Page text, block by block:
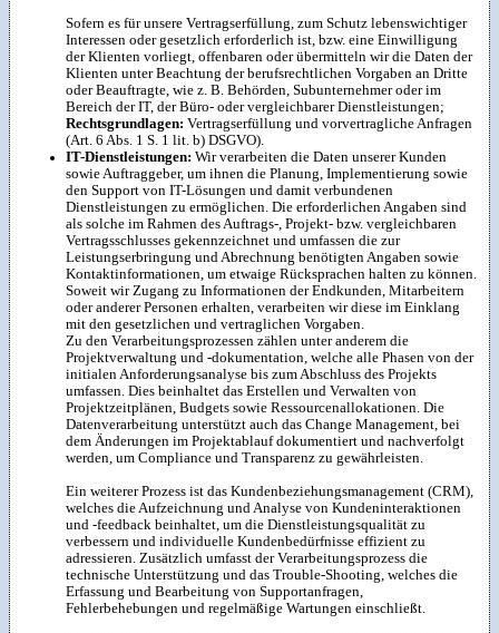
Sofern es für unsere Vertragserfüllung, zum Schutz lebenswichtiger
Interessen oder gesetzlich erforderlich ist, bzw. eine Einwilligung
der Klienten vorliegt, offenbaren oder übermitteln wir die Daten der
Klienten unter Beachtung der berufsrechtlichen Vorgaben an Dritte
oder Beauftragte, wie z. B. Behörden, Subunternehmer oder im
Bereich der IT, der Büro- oder vergleichbarer Dienstleistungen;
Rechtsgrundlagen: Vertragserfüllung und vorvertragliche Anfragen
(Art. 6 Abs. 1 S. 1 lit. b) DSGVO).
IT-Dienstleistungen:Wir verarbeiten die Daten unserer Kunden
sowie Auftraggeber, um ihnen die Planung, Implementierung sowie
den Support von IT-Lösungen und damit verbundenen
Dienstleistungen zu ermöglichen. Die erforderlichen Angaben sind
als solche im Rahmen des Auftrags-, Projekt- bzw. vergleichbaren
Vertragsschlusses gekennzeichnet und umfassen die zur
Leistungserbringung und Abrechnung benötigten Angaben sowie
Kontaktinformationen, um etwaige Rücksprachen halten zu können.
Soweit wir Zugang zu Informationen der Endkunden, Mitarbeitern
oder anderer Personen erhalten, verarbeiten wir diese im Einklang
mit den gesetzlichen und vertraglichen Vorgaben.
Zu den Verarbeitungsprozessen zählen unter anderem die
Projektverwaltung und -dokumentation, welche alle Phasen von der
initialen Anforderungsanalyse bis zum Abschluss des Projekts
umfassen. Dies beinhaltet das Erstellen und Verwalten von
Projektzeitplänen, Budgets sowie Ressourcenallokationen. Die
Datenverarbeitung unterstützt auch das Change Management, bei
dem Änderungen im Projektablauf dokumentiert und nachverfolgt
werden, um Compliance und Transparenz zu gewährleisten.
Ein weiterer Prozess ist das Kundenbeziehungsmanagement (CRM),
welches die Aufzeichnung und Analyse von Kundeninteraktionen
und -feedback beinhaltet, um die Dienstleistungsqualität zu
verbessern und individuelle Kundenbedürfnisse effizient zu
adressieren. Zusätzlich umfasst der Verarbeitungsprozess die
technische Unterstützung und das Trouble-Shooting, welches die
Erfassung und Bearbeitung von Supportanfragen,
Fehlerbehebungen und regelmäßige Wartungen einschließt.